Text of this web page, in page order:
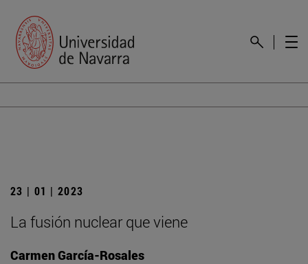
23 | 01 | 2023
La fusión nuclear que viene
Carmen García-Rosales